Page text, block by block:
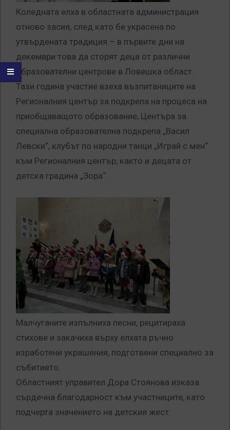
Коледната елха в областната администрация
отново засия, след като бе украсена по
утвърдената традиция – в първите дни на
декември това да сторят деца от различни
образователни центрове в Ловешка област.
Тази година участие взеха възпитаниците на
Регионалния център за подкрепа на процеса на
приобщаващото образование, Центъра за
специална образователна подкрепа „Васил
Левски“, клубът по народни танци „Играй с мен“
към Регионалния център, както и децата от
детска градина „Зора“.
Малчуганите изпълниха песни, рецитираха
стихове и закачиха върху елхата ръчно
изработени украшения, подготвени специално за
събитието.
Областният управител Дора Стоянова изказа
сърдечна благодарност към участниците, като
подчерта значението на детския жест: